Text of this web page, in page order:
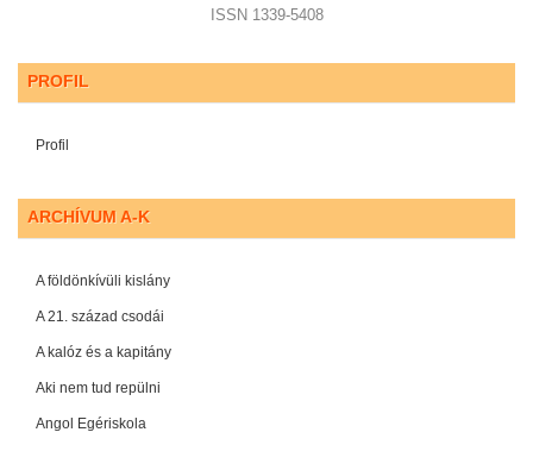
ISSN 1339-5408
PROFIL
Profil
ARCHÍVUM A-K
A földönkívüli kislány
A 21. század csodái
A kalóz és a kapitány
Aki nem tud repülni
Angol Egériskola